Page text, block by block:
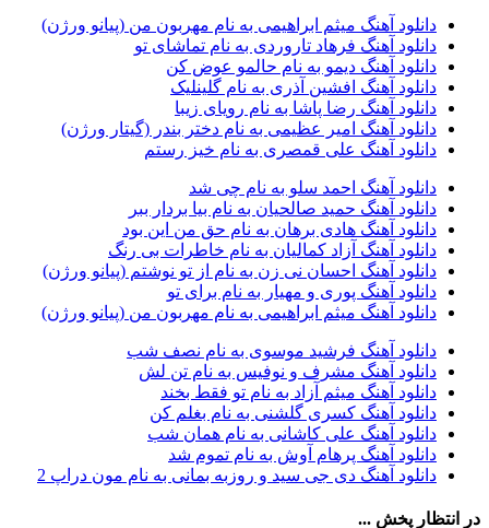
آرتین1
آرتین بهادری12
آرتین سلیمانی1
آردا1
آرسام 1
آرسام سالار 1
آرسین 2
آرش AP و مسیح
29
آرش آج1
آرش آرام1
آرش ای پی2
آرش تشکری1
آرش جلالی و آقا فرا1
آرش حسینی1
آرش خان احمدی
آرش داوری1
آرش رادان1
آرش رستمى1
آرش شعبانی2
آرش عزیزی1
آرش عنقا1
آرش فرخزاد1
آرش قیصر خواه
دانلود آهنگ میثم ابراهیمی به نام مهربون من (پیانو ورژن)
دانلود آهنگ فرهاد تاروردی به نام تماشای تو
دانلود آهنگ دیمو به نام حالمو عوض کن
دانلود آهنگ افشین آذری به نام گلینلیک
دانلود آهنگ رضا پاشا به نام رویای زیبا
دانلود آهنگ امیر عظیمی به نام دختر بندر (گیتار ورژن)
دانلود آهنگ علی قمصری به نام خیز رستم
دانلود آهنگ احمد سلو به نام چی شد
دانلود آهنگ حمید صالحیان به نام بیا بردار ببر
دانلود آهنگ هادی برهان به نام حق من این بود
دانلود آهنگ آزاد کمالیان به نام خاطرات بی رنگ
دانلود آهنگ احسان نی زن به نام از تو نوشتم (پیانو ورژن)
دانلود آهنگ پوری و مهیار به نام برای تو
دانلود آهنگ میثم ابراهیمی به نام مهربون من (پیانو ورژن)
دانلود آهنگ فرشید موسوی به نام نصف شب
دانلود آهنگ مشرف و نوفیس به نام تن لش
دانلود آهنگ میثم آزاد به نام تو فقط بخند
دانلود آهنگ کسری گلشنی به نام بغلم کن
دانلود آهنگ علی کاشانی به نام همان شب
دانلود آهنگ پرهام آوش به نام تموم شد
دانلود آهنگ دی جی سید و روزبه بمانی به نام مون دراپ 2
در انتظار پخش ...